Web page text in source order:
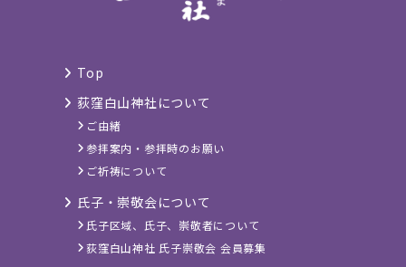
Top
荻窪白山神社について
ご由緒
参拝案内・参拝時のお願い
ご祈祷について
氏子・崇敬会について
氏子区域、氏子、崇敬者について
荻窪白山神社 氏子崇敬会 会員募集